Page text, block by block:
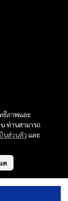
ธิภาพและ
ท่านสามารถ
นส่วนตัว และ
ด
MWE